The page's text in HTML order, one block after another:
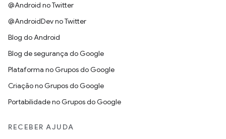
@Android no Twitter
@AndroidDev no Twitter
Blog do Android
Blog de segurança do Google
Plataforma no Grupos do Google
Criação no Grupos do Google
Portabilidade no Grupos do Google
RECEBER AJUDA